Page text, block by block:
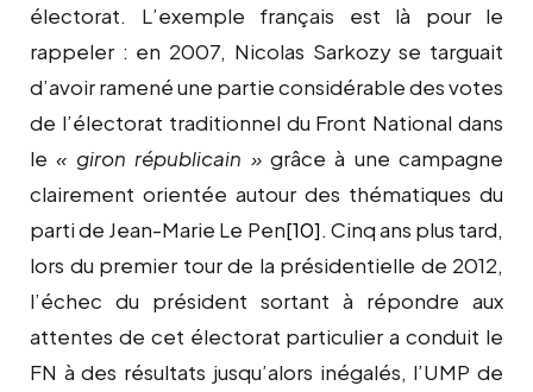
électorat. L’exemple français est là pour le
rappeler : en 2007, Nicolas Sarkozy se targuait
d’avoir ramené une partie considérable des votes
de l’électorat traditionnel du Front National dans
le« giron républicain »grâce à une campagne
clairement orientée autour des thématiques du
parti de Jean-Marie Le Pen[10]. Cinq ans plus tard,
lors du premier tour de la présidentielle de 2012,
l’échec du président sortant à répondre aux
attentes de cet électorat particulier a conduit le
FN à des résultats jusqu’alors inégalés, l’UMP de